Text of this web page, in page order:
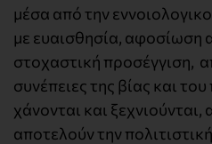
μέσα από την
με ευαισθησία, αφοσίωση
στοχαστική προσέγγιση,
συνέπειες της βίας και
χάνονται και ξεχνιούνται,
αποτελούν την